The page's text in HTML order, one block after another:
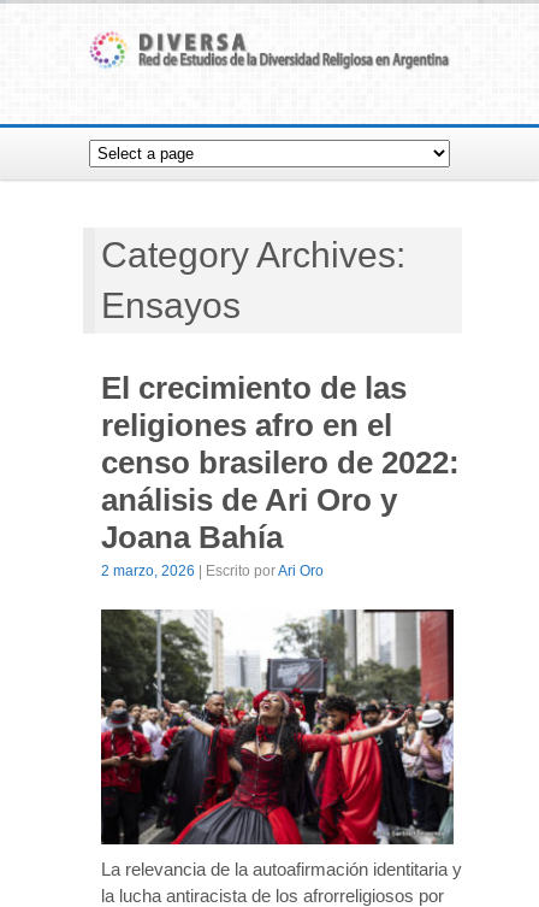
Category Archives:
Ensayos
El crecimiento de las
religiones afro en el
censo brasilero de 2022:
análisis de Ari Oro y
Joana Bahía
2 marzo, 2026 | Escrito porAri Oro
La relevancia de la autoafirmación identitaria y
la lucha antiracista de los afrorreligiosos por